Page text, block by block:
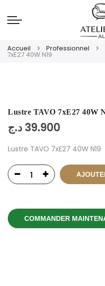
Accueil Professionnel
7xE27 40W N19
Lustre TAVO 7xE27 40W
39.900د.ج
Lustre TAVO 7xE27 40W N19
COMMANDER